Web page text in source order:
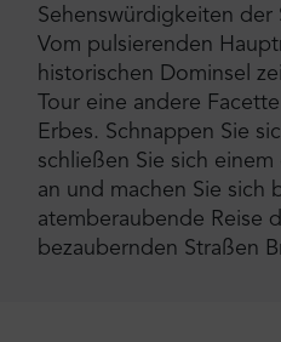
Sehenswürdigkeiten der
Vom pulsierenden
historischen Dominsel
Tour eine andere
Erbes. Schnappen Sie
schließen Sie sich
an und machen Sie sich
atemberaubende Reise
bezaubernden Straßen